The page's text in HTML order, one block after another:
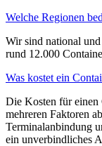
Welche Regionen
Wir sind national
rund 12.000
Was kostet ein
Die Kosten für einen
mehreren Faktoren
Terminalanbindung
ein unverbindliches